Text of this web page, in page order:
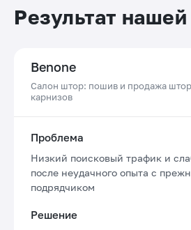
Результат
Benone
Салон штор: пошив и продажа
карнизов
Проблема
Низкий поисковый трафик и
после неудачного опыта с
подрядчиком
Решение